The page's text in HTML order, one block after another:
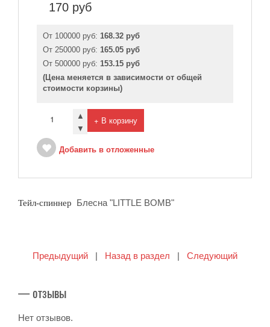
170 руб
От 100000 руб: 168.32 руб
От 250000 руб: 165.05 руб
От 500000 руб: 153.15 руб
(Цена меняется в зависимости от общей
стоимости корзины)
▲
▼
+ В корзину
Добавить в отложенные
Тейл-спиннер Блесна "LITTLE BOMB"
Предыдущий | Назад в раздел | Следующий
— отзывы
Нет отзывов.